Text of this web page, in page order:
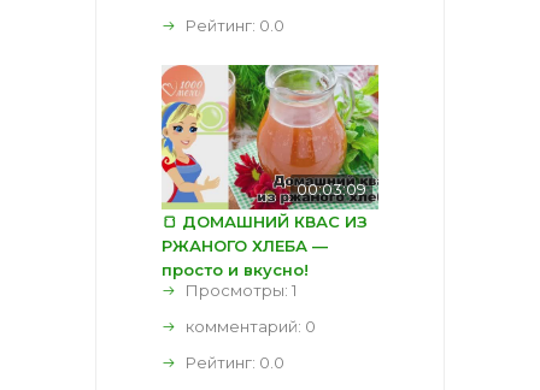
Рейтинг: 0.0
00:03:09
🍞 ДОМАШНИЙ КВАС ИЗ
РЖАНОГО ХЛЕБА —
просто и вкусно!
Просмотры: 1
комментарий: 0
Рейтинг: 0.0